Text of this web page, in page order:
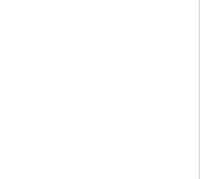
ihned k odeslání